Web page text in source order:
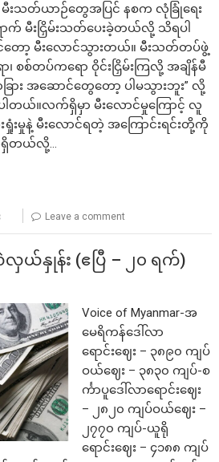
းသတ်ယာဉ်တွေအပြင် နစက လုံခြုံရေး
မီးငြှိမ်းသတ်ပေးခဲ့တယ်လို့ သိရပါ
ော့ မီးလောင်သွားတယ်။ မီးသတ်တပ်ဖွဲ့
စစ်တပ်ကရော ဝိုင်းငြှိမ်းကြလို့ အချိန်မီ
ား အဆောင်တွေတော့ ပါမသွားဘူး” လို့
တယ်။လက်ရှိမှာ မီးလောင်မှုကြောင့် လူ
ရှုံးမှုနဲ့ မီးလောင်ရတဲ့ အကြောင်းရင်းတို့ကို
တယ်လို့…
Leave a comment
လှယ်နှုန်း (ဧပြီ – ၂၀ ရက်)
Voice of Myanmar-အ
မေရိကန်ဒေါ်လာ
ရောင်းဈေး – ၃၈၉၀ ကျပ်
ဝယ်ဈေး – ၃၈၃၀ ကျပ်-စ
င်္ကာပူဒေါ်လာရောင်းဈေး
– ၂၈၂၀ ကျပ်ဝယ်ဈေး –
၂၇၇၀ ကျပ်-ယူရို
ရောင်းဈေး – ၄၁၈၈ ကျပ်